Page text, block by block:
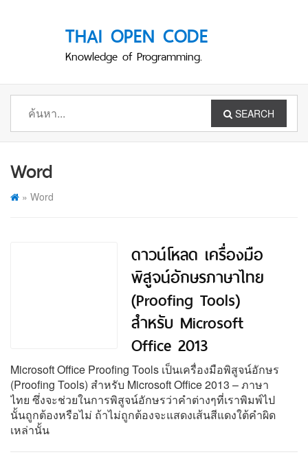
THAI OPEN CODE
Knowledge of Programming.
SEARCH
Word
» Word
ดาวน์โหลด เครื่องมือ
พิสูจน์อักษรภาษาไทย
(Proofing Tools)
สำหรับ Microsoft
Office 2013
Microsoft Office Proofing Tools เป็นเครื่องมือพิสูจน์อักษร
(Proofing Tools) สำหรับ Microsoft Office 2013 – ภาษา
ไทย ซึ่งจะช่วยในการพิสูจน์อักษรว่าคำต่างๆที่เราพิมพ์ไป
นั้นถูกต้องหรือไม่ ถ้าไม่ถูกต้องจะแสดงเส้นสีแดงใต้คำผิด
เหล่านั้น